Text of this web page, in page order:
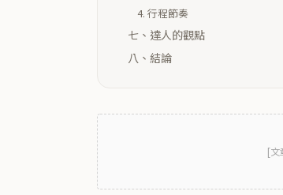
4. 行程節奏
七、達人的觀點
八、結論
[文